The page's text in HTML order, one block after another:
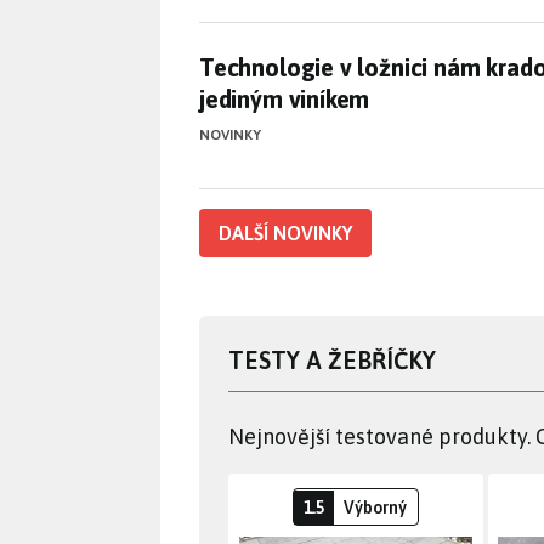
Technologie v ložnici nám
Technologie v ložnici nám
jediným viníkem
NOVINKY
DALŠÍ NOVINKY
TESTY A ŽEBŘÍČKY
Nejnovější testované produkty.
Bezdrátový
1.5 Výborný